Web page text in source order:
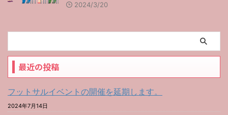
2024/3/20
最近の投稿
フットサルイベントの開催を延期します。
2024年7月14日